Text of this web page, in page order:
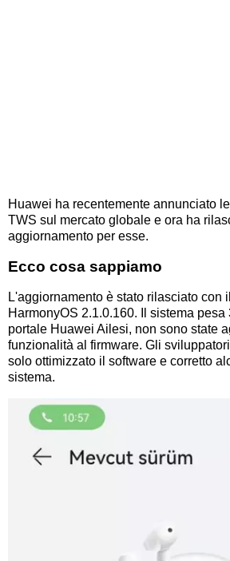
Huawei ha recentemente annunciato
TWS sul mercato globale e ora ha
aggiornamento per esse.
Ecco cosa sappiamo
L'aggiornamento è stato rilasciato con
HarmonyOS 2.1.0.160. Il sistema pesa
portale Huawei Ailesi, non sono state
funzionalità al firmware. Gli
solo ottimizzato il software e corretto
sistema.